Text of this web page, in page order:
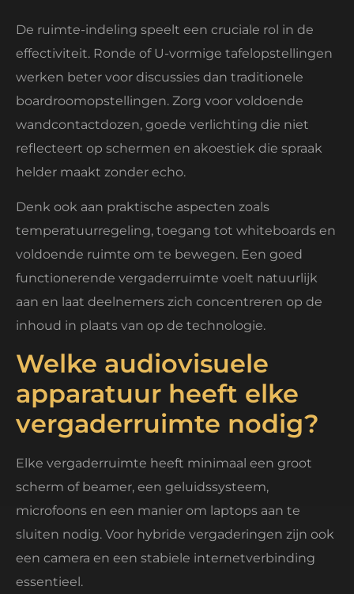
De ruimte-indeling speelt een cruciale rol in de
effectiviteit. Ronde of U-vormige tafelopstellingen
werken beter voor discussies dan traditionele
boardroomopstellingen. Zorg voor voldoende
wandcontactdozen, goede verlichting die niet
reflecteert op schermen en akoestiek die spraak
helder maakt zonder echo.
Denk ook aan praktische aspecten zoals
temperatuurregeling, toegang tot whiteboards en
voldoende ruimte om te bewegen. Een goed
functionerende vergaderruimte voelt natuurlijk
aan en laat deelnemers zich concentreren op de
inhoud in plaats van op de technologie.
Welke audiovisuele
apparatuur heeft elke
vergaderruimte nodig?
Elke vergaderruimte heeft minimaal een groot
scherm of beamer, een geluidssysteem,
microfoons en een manier om laptops aan te
sluiten nodig. Voor hybride vergaderingen zijn ook
een camera en een stabiele internetverbinding
essentieel.